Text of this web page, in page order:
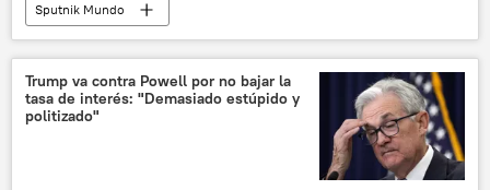
Sputnik Mundo
Trump va contra Powell por no bajar la
tasa de interés: "Demasiado estúpido y
politizado"